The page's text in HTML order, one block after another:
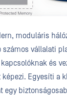
moduláris
számos vállalati
és
Egyesíti a
egy